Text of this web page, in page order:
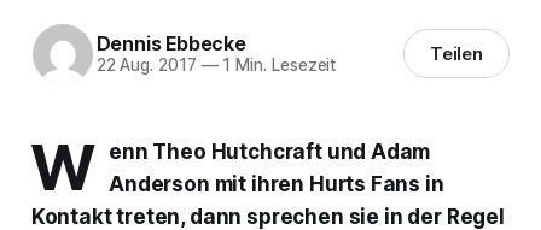
Dennis Ebbecke
22 Aug. 2017 —1 Min. Lesezeit Teilen
W enn Theo Hutchcraft und Adam
Anderson mit ihren Hurts Fans in
Kontakt treten, dann sprechen sie in der Regel